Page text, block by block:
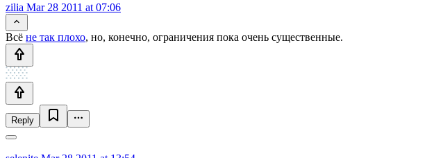
zilia Mar 28 2011 at 07:06
Всё не так плохо, но, конечно, ограничения пока очень существенные.
Reply